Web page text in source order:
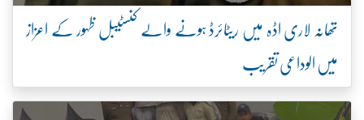
تھانہ لاری اڈہ میں ریٹائرڈ ہونے والے کنسٹیبل ظہور کے اعزاز
میں الوداعی تقریب